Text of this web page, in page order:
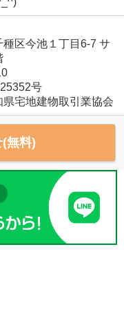
区今池１丁目6-7 サ
号
宅地建物取引業協会
無料)